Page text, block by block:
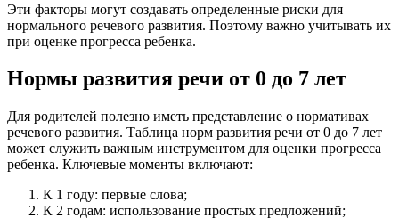
Эти факторы могут создавать определенные риски для
нормального речевого развития. Поэтому важно учитывать их
при оценке прогресса ребенка.
Нормы развития речи от 0 до 7 лет
Для родителей полезно иметь представление о нормативах
речевого развития. Таблица норм развития речи от 0 до 7 лет
может служить важным инструментом для оценки прогресса
ребенка. Ключевые моменты включают:
К 1 году: первые слова;
К 2 годам: использование простых предложений;